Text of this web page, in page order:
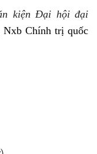
kiện Đại hội đại
Nxb Chính trị quốc